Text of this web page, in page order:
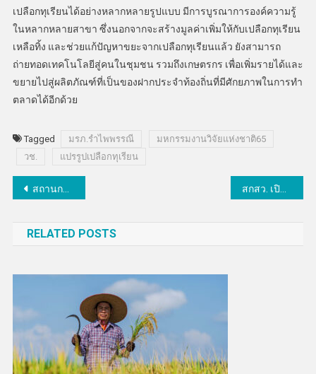
เปลือกทุเรียนได้อย่างหลากหลายรูปแบบ มีการบูรณาการองค์ความรู้
ในหลากหลายสาขา ซึ่งนอกจากจะสร้างมูลค่าเพิ่มให้กับเปลือกทุเรียน
เหลือทิ้ง และช่วยแก้ปัญหาขยะจากเปลือกทุเรียนแล้ว ยังสามารถ
ถ่ายทอดเทคโนโลยีสู่คนในชุมชน รวมถึงเกษตรกร เพื่อเพิ่มรายได้และ
ขยายไปสู่ผลิตภัณฑ์ที่เป็นของฝากประจำท้องถิ่นที่มีศักยภาพในการทำ
ตลาดได้อีกด้วย
Tagged มรภ.รำไพพรรณี
มหกรรมงานวิจัยแห่งชาติ65
วช.
แปรรูปเปลือกทุเรียน
แนะแนว
สถานการณ์การใช้น้ำมันเชื้อเพลิงรอบ 6 เดือนของปี 2565 (ม.ค.-มิ.ย.) เพิ่มขึ้นร้อยละ 12
RELATED POSTS